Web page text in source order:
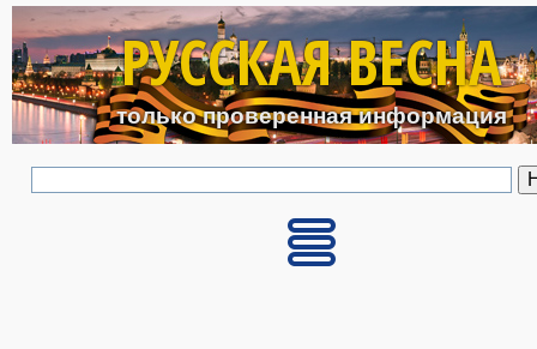
Перейти к основному
РУССКАЯ ВЕСНА
только проверенная информация